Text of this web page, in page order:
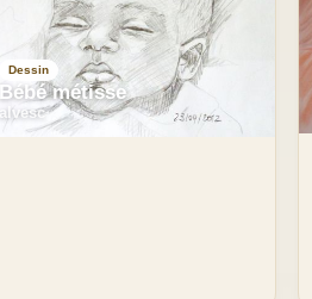
Dessin
Bébé métisse
alvesc